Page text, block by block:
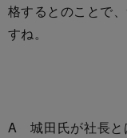
格するとのことで
すね。
A 城田氏が社長と